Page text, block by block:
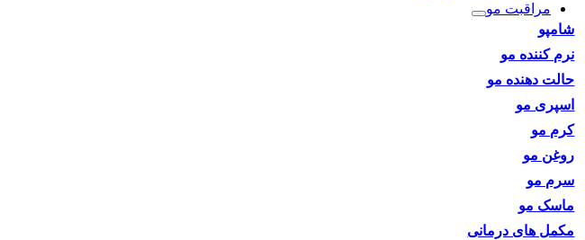
مراقبت مو
شامپو
نرم کننده مو
حالت دهنده مو
اسپری مو
کرم مو
روغن مو
سرم مو
ماسک مو
مکمل های درمانی